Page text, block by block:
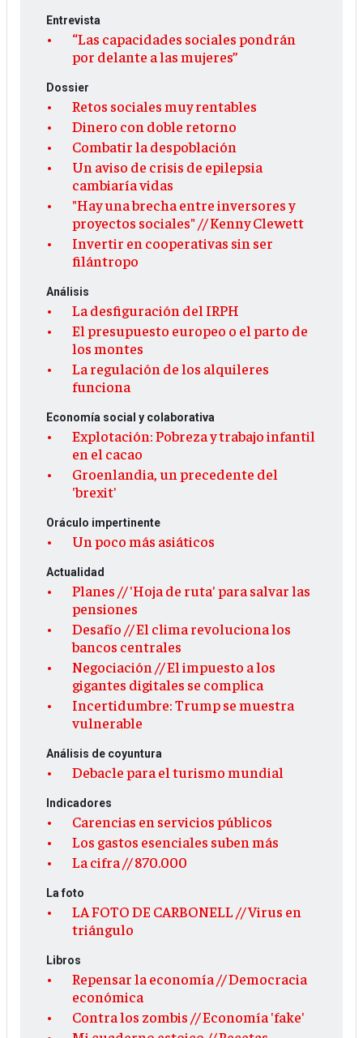
Entrevista
“Las capacidades sociales pondrán
por delante a las mujeres”
Dossier
Retos sociales muy rentables
Dinero con doble retorno
Combatir la despoblación
Un aviso de crisis de epilepsia
cambiaría vidas
"Hay una brecha entre inversores y
proyectos sociales" // Kenny Clewett
Invertir en cooperativas sin ser
filántropo
Análisis
La desfiguración del IRPH
El presupuesto europeo o el parto de
los montes
La regulación de los alquileres
funciona
Economía social y colaborativa
Explotación: Pobreza y trabajo infantil
en el cacao
Groenlandia, un precedente del
'brexit'
Oráculo impertinente
Un poco más asiáticos
Actualidad
Planes // 'Hoja de ruta' para salvar las
pensiones
Desafío // El clima revoluciona los
bancos centrales
Negociación // El impuesto a los
gigantes digitales se complica
Incertidumbre: Trump se muestra
vulnerable
Análisis de coyuntura
Debacle para el turismo mundial
Indicadores
Carencias en servicios públicos
Los gastos esenciales suben más
La cifra // 870.000
La foto
LA FOTO DE CARBONELL // Virus en
triángulo
Libros
Repensar la economía // Democracia
económica
Contra los zombis // Economía 'fake'